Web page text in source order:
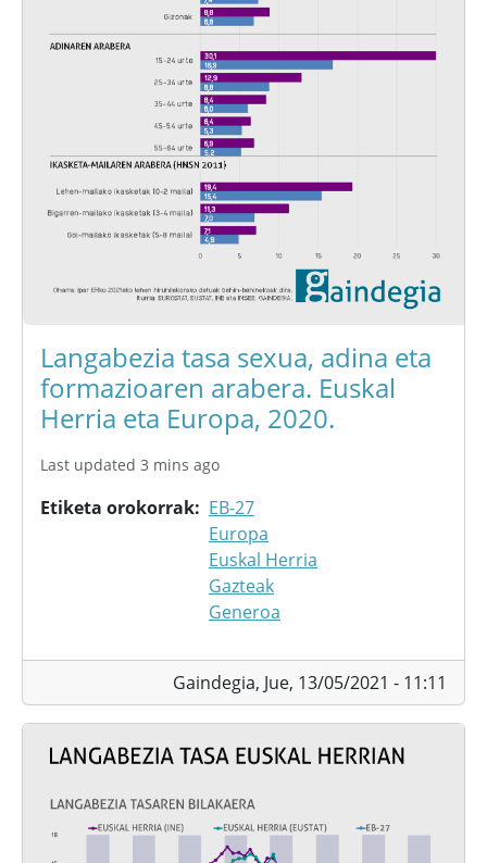
Langabezia tasa sexua, adina eta
formazioaren arabera. Euskal
Herria eta Europa, 2020.
Last updated 3 mins ago
Etiketa orokorrak
EB-27
Europa
Euskal Herria
Gazteak
Generoa
Gaindegia, Jue, 13/05/2021 - 11:11